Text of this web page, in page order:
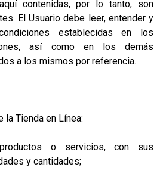
contenidas, por lo tanto, son
El Usuario debe leer, entender y
establecidas en los
así como en los demás
a los mismos por referencia.
la Tienda en Línea:
o servicios, con sus
y cantidades;